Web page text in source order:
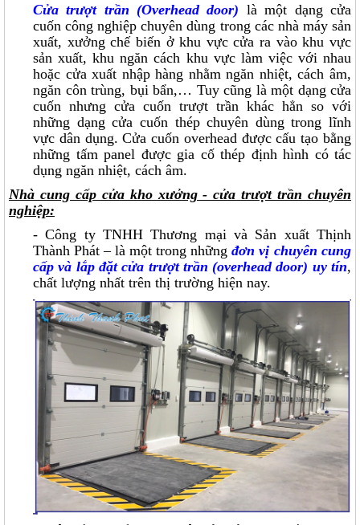
Cửa trượt trần (Overhead door) là một dạng cửa
cuốn công nghiệp chuyên dùng trong các nhà máy sản
xuất, xưởng chế biến ở khu vực cửa ra vào khu vực
sản xuất, khu ngăn cách khu vực làm việc với nhau
hoặc cửa xuất nhập hàng nhằm ngăn nhiệt, cách âm,
ngăn côn trùng, bụi bẩn,… Tuy cũng là một dạng cửa
cuốn nhưng cửa cuốn trượt trần khác hẳn so với
những dạng cửa cuốn thép chuyên dùng trong lĩnh
vực dân dụng. Cửa cuốn overhead được cấu tạo bằng
những tấm panel được gia cố thép định hình có tác
dụng ngăn nhiệt, cách âm.
Nhà cung cấp cửa kho xưởng - cửa trượt trần chuyên
nghiệp:
- Công ty TNHH Thương mại và Sản xuất Thịnh
Thành Phát – là một trong những đơn vị chuyên cung
cấp và lắp đặt cửa trượt trần (overhead door) uy tín,
chất lượng nhất trên thị trường hiện nay.